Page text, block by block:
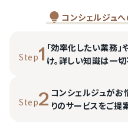
コンシェルジュへ
Step1 「効率化したい業務」
け。詳しい知識は一切
Step2 コンシェルジュがお
りのサービスをご提